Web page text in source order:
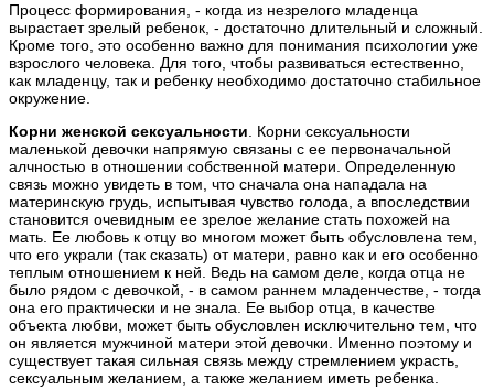
Процесс формирования, - когда из незрелого младенца
вырастает зрелый ребенок, - достаточно длительный и сложный.
Кроме того, это особенно важно для понимания психологии уже
взрослого человека. Для того, чтобы развиваться естественно,
как младенцу, так и ребенку необходимо достаточно стабильное
окружение.
Корни женской сексуальности. Корни сексуальности
маленькой девочки напрямую связаны с ее первоначальной
алчностью в отношении собственной матери. Определенную
связь можно увидеть в том, что сначала она нападала на
материнскую грудь, испытывая чувство голода, а впоследствии
становится очевидным ее зрелое желание стать похожей на
мать. Ее любовь к отцу во многом может быть обусловлена тем,
что его украли (так сказать) от матери, равно как и его особенно
теплым отношением к ней. Ведь на самом деле, когда отца не
было рядом с девочкой, - в самом раннем младенчестве, - тогда
она его практически и не знала. Ее выбор отца, в качестве
объекта любви, может быть обусловлен исключительно тем, что
он является мужчиной матери этой девочки. Именно поэтому и
существует такая сильная связь между стремлением украсть,
сексуальным желанием, а также желанием иметь ребенка.